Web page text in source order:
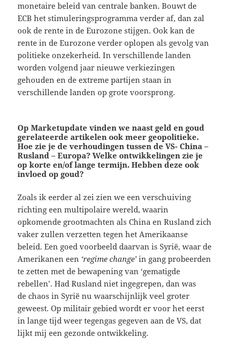
monetaire beleid van centrale banken. Bouwt de
ECB het stimuleringsprogramma verder af, dan zal
ook de rente in de Eurozone stijgen. Ook kan de
rente in de Eurozone verder oplopen als gevolg van
politieke onzekerheid. In verschillende landen
worden volgend jaar nieuwe verkiezingen
gehouden en de extreme partijen staan in
verschillende landen op grote voorsprong.
Op Marketupdate vinden we naast geld en goud
gerelateerde artikelen ook meer geopolitieke.
Hoe zie je de verhoudingen tussen de VS- China –
Rusland – Europa? Welke ontwikkelingen zie je
op korte en/of lange termijn. Hebben deze ook
invloed op goud?
Zoals ik eerder al zei zien we een verschuiving
richting een multipolaire wereld, waarin
opkomende grootmachten als China en Rusland zich
vaker zullen verzetten tegen het Amerikaanse
beleid. Een goed voorbeeld daarvan is Syrië, waar de
Amerikanen een ‘regime change’ in gang probeerden
te zetten met de bewapening van ‘gematigde
rebellen’. Had Rusland niet ingegrepen, dan was
de chaos in Syrië nu waarschijnlijk veel groter
geweest. Op militair gebied wordt er voor het eerst
in lange tijd weer tegengas gegeven aan de VS, dat
lijkt mij een gezonde ontwikkeling.